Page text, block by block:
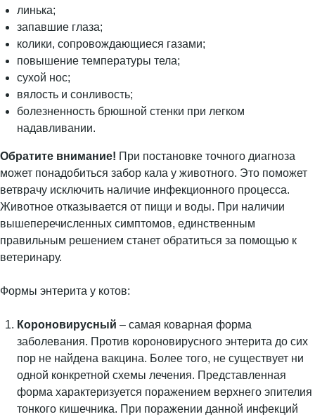
линька;
запавшие глаза;
колики, сопровождающиеся газами;
повышение температуры тела;
сухой нос;
вялость и сонливость;
болезненность брюшной стенки при легком
надавливании.
Обратите внимание! При постановке точного диагноза
может понадобиться забор кала у животного. Это поможет
ветврачу исключить наличие инфекционного процесса.
Животное отказывается от пищи и воды. При наличии
вышеперечисленных симптомов, единственным
правильным решением станет обратиться за помощью к
ветеринару.
Формы энтерита у котов:
Короновирусный – самая коварная форма
заболевания. Против короновирусного энтерита до сих
пор не найдена вакцина. Более того, не существует ни
одной конкретной схемы лечения. Представленная
форма характеризуется поражением верхнего эпителия
тонкого кишечника. При поражении данной инфекций